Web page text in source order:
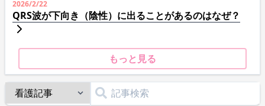
2026/2/22
QRS波が下向き（陰性）に出ることがあるのはなぜ？
もっと見る